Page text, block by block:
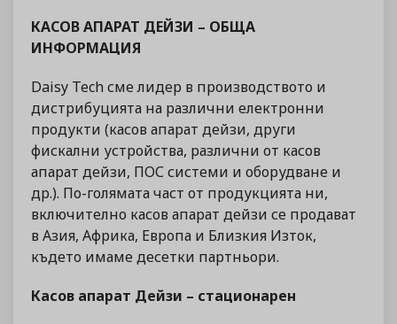
КАСОВ АПАРАТ ДЕЙЗИ – ОБЩА
ИНФОРМАЦИЯ
Daisy Tech сме лидер в производството и
дистрибуцията на различни електронни
продукти (касов апарат дейзи, други
фискални устройства, различни от касов
апарат дейзи, ПОС системи и оборудване и
др.). По-голямата част от продукцията ни,
включително касов апарат дейзи се продават
в Азия, Африка, Европа и Близкия Изток,
където имаме десетки партньори.
Касов апарат Дейзи – стационарен